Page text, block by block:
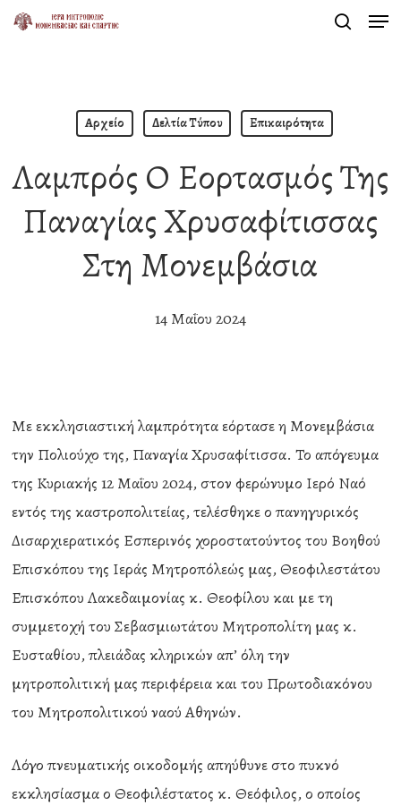
Skip
Αρχείο Δελτία Τύπου Επικαιρότητα
Λαμπρός Ο Εορτασμός Της
Παναγίας Χρυσαφίτισσας
Στη Μονεμβάσια
14 Μαΐου 2024
Με εκκλησιαστική λαμπρότητα εόρτασε η Μονεμβάσια
την Πολιούχο της, Παναγία Χρυσαφίτισσα. Το απόγευμα
της Κυριακής 12 Μαΐου 2024, στον φερώνυμο Ιερό Ναό
εντός της καστροπολιτείας, τελέσθηκε ο πανηγυρικός
Δισαρχιερατικός Εσπερινός χοροστατούντος του Βοηθού
Επισκόπου της Ιεράς Μητροπόλεώς μας, Θεοφιλεστάτου
Επισκόπου Λακεδαιμονίας κ. Θεοφίλου και με τη
συμμετοχή του Σεβασμιωτάτου Μητροπολίτη μας κ.
Ευσταθίου, πλειάδας κληρικών απ’ όλη την
μητροπολιτική μας περιφέρεια και του Πρωτοδιακόνου
του Μητροπολιτικού ναού Αθηνών.
Λόγο πνευματικής οικοδομής απηύθυνε στο πυκνό
εκκλησίασμα ο Θεοφιλέστατος κ. Θεόφιλος, ο οποίος